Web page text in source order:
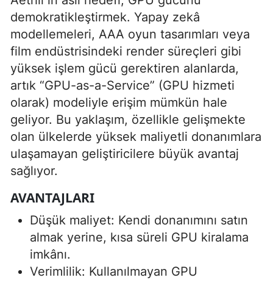
demokratikleştirmek. Yapay zekâ
modellemeleri, AAA oyun tasarımları veya
film endüstrisindeki render süreçleri gibi
yüksek işlem gücü gerektiren alanlarda,
artık “GPU-as-a-Service” (GPU hizmeti
olarak) modeliyle erişim mümkün hale
geliyor. Bu yaklaşım, özellikle gelişmekte
olan ülkelerde yüksek maliyetli donanımlara
ulaşamayan geliştiricilere büyük avantaj
sağlıyor.
AVANTAJLARI
Düşük maliyet: Kendi donanımını satın
almak yerine, kısa süreli GPU kiralama
imkânı.
Verimlilik: Kullanılmayan GPU